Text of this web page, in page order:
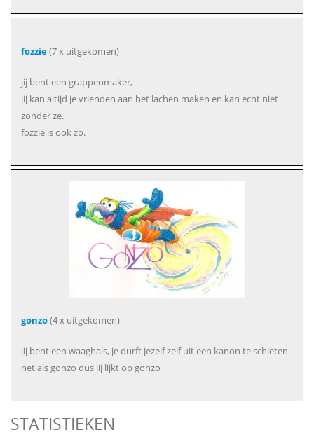
fozzie(7 x uitgekomen)
jij bent een grappenmaker,
jij kan altijd je vrienden aan het lachen maken en kan echt niet
zonder ze.
fozzie is ook zo.
gonzo(4 x uitgekomen)
jij bent een waaghals, je durft jezelf zelf uit een kanon te schieten.
net als gonzo dus jij lijkt op gonzo
STATISTIEKEN